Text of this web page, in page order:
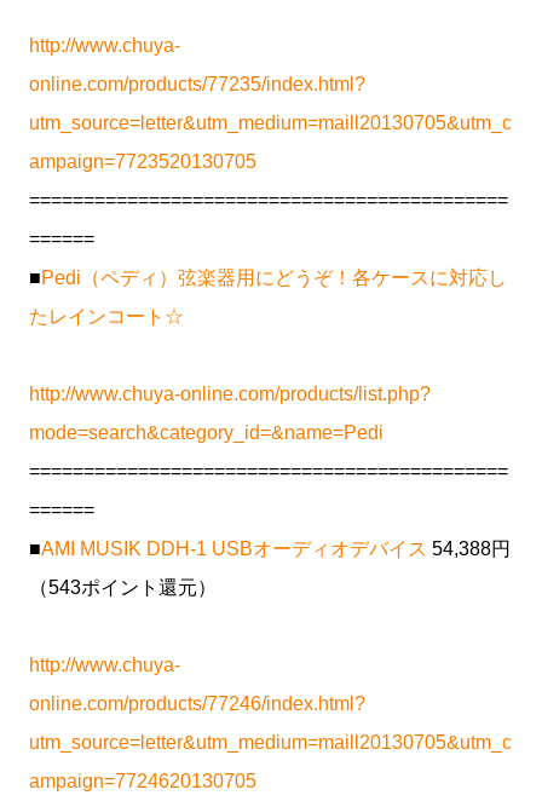
http://www.chuya-
online.com/products/77235/index.html?
utm_source=letter&utm_medium=maill20130705&utm_c
ampaign=7723520130705
============================================
======
■Pedi（ペディ）弦楽器用にどうぞ！各ケースに対応し
たレインコート☆
http://www.chuya-online.com/products/list.php?
mode=search&category_id=&name=Pedi
============================================
======
■AMI MUSIK DDH-1 USBオーディオデバイス 54,388円
（543ポイント還元）
http://www.chuya-
online.com/products/77246/index.html?
utm_source=letter&utm_medium=maill20130705&utm_c
ampaign=7724620130705